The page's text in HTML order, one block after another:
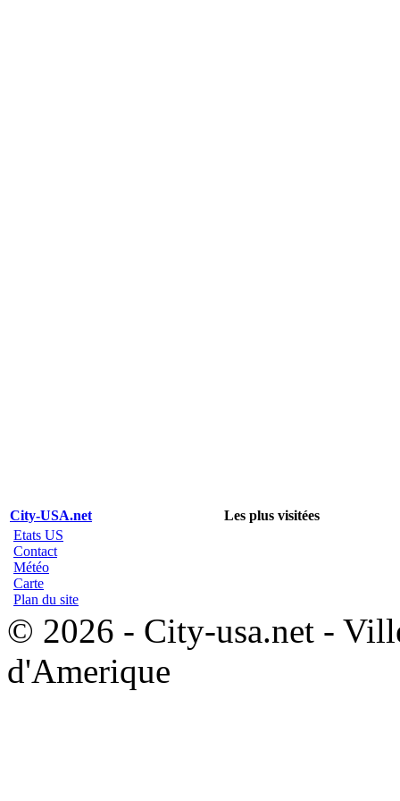
City-USA.net
Les plus visitées
Etats US
Contact
Météo
Carte
Plan du site
© 2026 - City-usa.net -
d'Amerique